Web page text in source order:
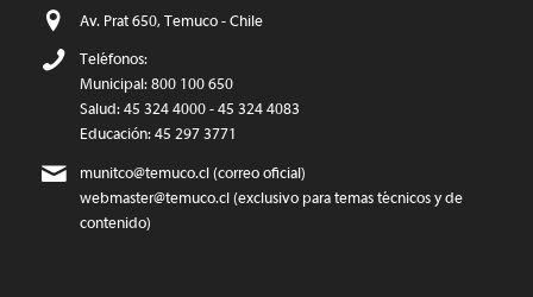
Av. Prat 650, Temuco - Chile
Teléfonos:
Municipal: 800 100 650
Salud: 45 324 4000 - 45 324 4083
Educación: 45 297 3771
munitco@temuco.cl(correo oficial)
webmaster@temuco.cl(exclusivo para temas técnicos y de
contenido)